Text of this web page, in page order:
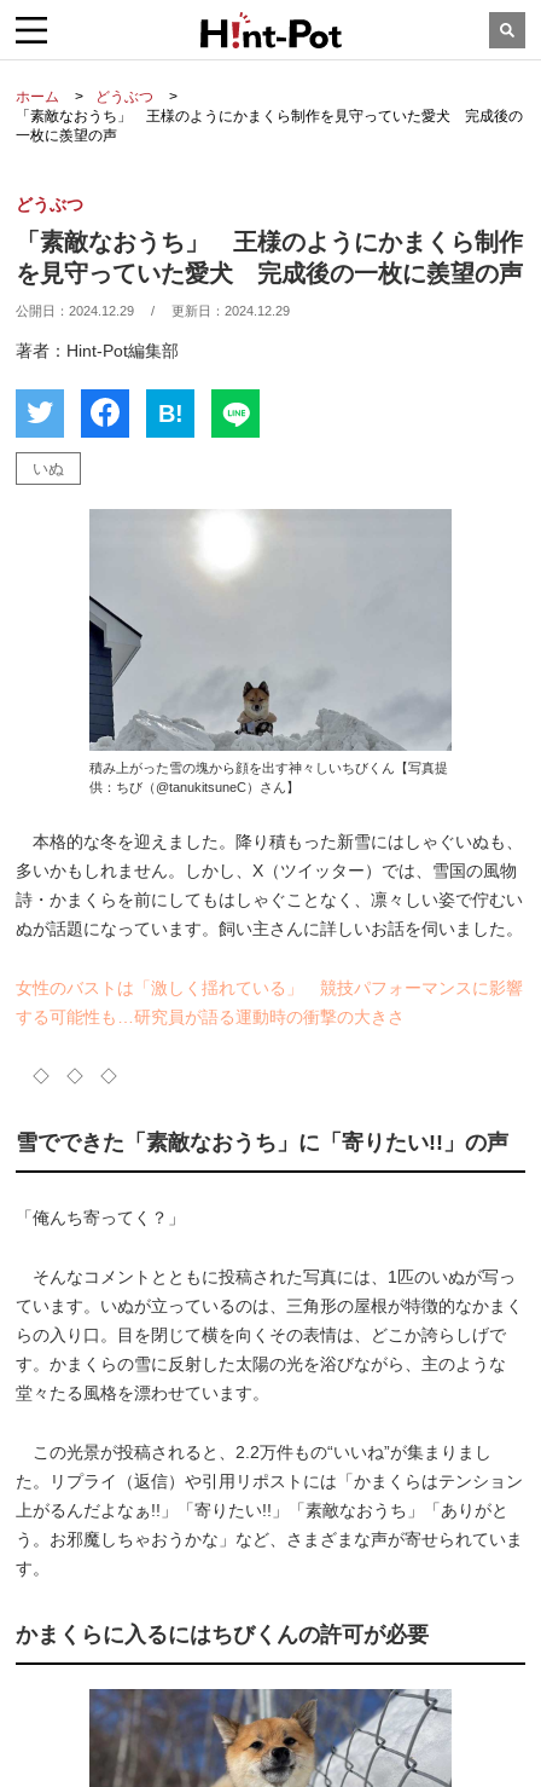
ホーム
どうぶつ
「素敵なおうち」 王様のようにかまくら制作を見守っていた愛犬 完成後の
一枚に羨望の声
どうぶつ
「素敵なおうち」 王様のようにかまくら制作
を見守っていた愛犬 完成後の一枚に羨望の声
公開日：2024.12.29 / 更新日：2024.12.29
著者：Hint-Pot編集部
B!
いぬ
積み上がった雪の塊から顔を出す神々しいちびくん【写真提
供：ちび（@tanukitsuneC）さん】
本格的な冬を迎えました。降り積もった新雪にはしゃぐいぬも、
多いかもしれません。しかし、X（ツイッター）では、雪国の風物
詩・かまくらを前にしてもはしゃぐことなく、凛々しい姿で佇むい
ぬが話題になっています。飼い主さんに詳しいお話を伺いました。
女性のバストは「激しく揺れている」 競技パフォーマンスに影響
する可能性も…研究員が語る運動時の衝撃の大きさ
◇ ◇ ◇
雪でできた「素敵なおうち」に「寄りたい!!」の声
「俺んち寄ってく？」
そんなコメントとともに投稿された写真には、1匹のいぬが写っ
ています。いぬが立っているのは、三角形の屋根が特徴的なかまく
らの入り口。目を閉じて横を向くその表情は、どこか誇らしげで
す。かまくらの雪に反射した太陽の光を浴びながら、主のような
堂々たる風格を漂わせています。
この光景が投稿されると、2.2万件もの“いいね”が集まりまし
た。リプライ（返信）や引用リポストには「かまくらはテンション
上がるんだよなぁ!!」「寄りたい!!」「素敵なおうち」「ありがと
う。お邪魔しちゃおうかな」など、さまざまな声が寄せられていま
す。
かまくらに入るにはちびくんの許可が必要